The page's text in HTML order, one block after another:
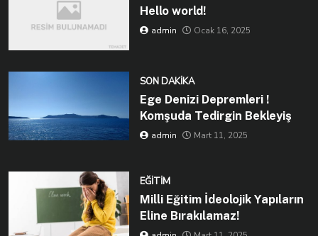
Hello world!
admin Ocak 16, 2025
SON DAKIKA
Ege Denizi Depremleri !
Komşuda Tedirgin Bekleyiş
admin Mart 11, 2025
EĞITIM
Milli Eğitim İdeolojik Yapıların
Eline Bırakılamaz!